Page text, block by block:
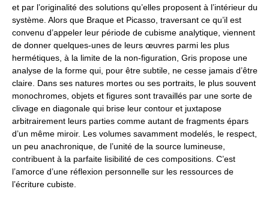
et par l’originalité des solutions qu’elles proposent à l’intérieur du
système. Alors que Braque et Picasso, traversant ce qu’il est
convenu d’appeler leur période de cubisme analytique, viennent
de donner quelques-unes de leurs œuvres parmi les plus
hermétiques, à la limite de la non-figuration, Gris propose une
analyse de la forme qui, pour être subtile, ne cesse jamais d’être
claire. Dans ses natures mortes ou ses portraits, le plus souvent
monochromes, objets et figures sont travaillés par une sorte de
clivage en diagonale qui brise leur contour et juxtapose
arbitrairement leurs parties comme autant de fragments épars
d’un même miroir. Les volumes savamment modelés, le respect,
un peu anachronique, de l’unité de la source lumineuse,
contribuent à la parfaite lisibilité de ces compositions. C’est
l’amorce d’une réflexion personnelle sur les ressources de
l’écriture cubiste.